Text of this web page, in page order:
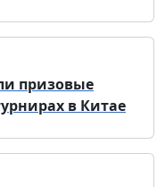
призовые
в Китае